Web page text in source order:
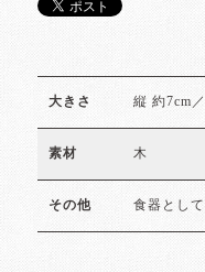
大きさ 縦 約7cm
素材 木
その他 食器とし